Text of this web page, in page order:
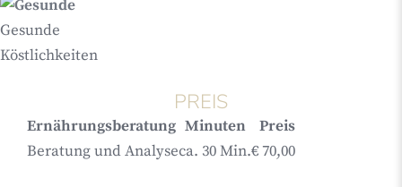
Gesunde
Köstlichkeiten
PREIS
Ernährungsberatung Minuten
Preis
Beratung und Analyseca. 30 Min.€ 70,00